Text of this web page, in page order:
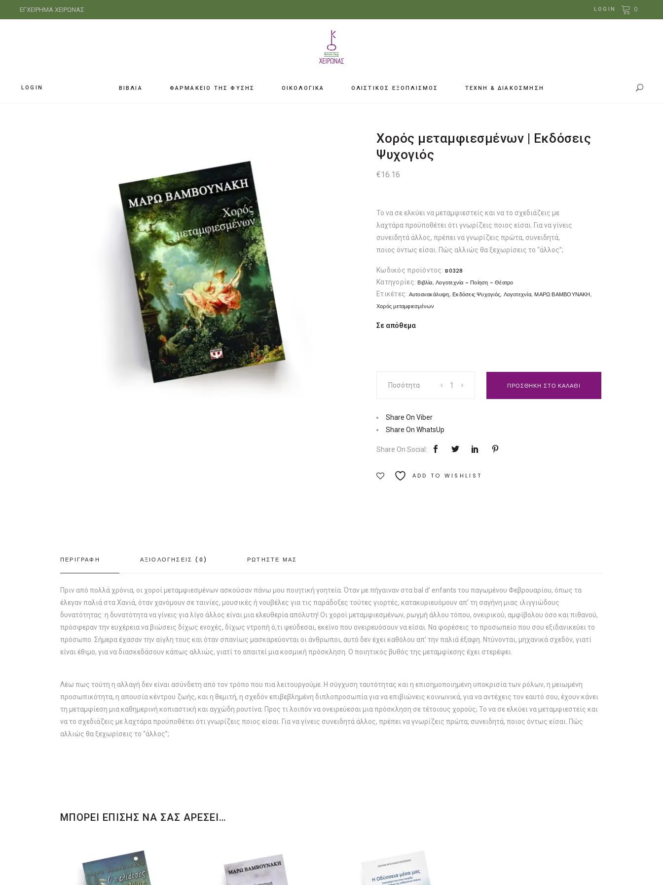
ΕΓΧΕΙΡΗΜΑ ΧΕΙΡΩΝΑΣ LOGIN 0
LOGIN ΒΙΒΛΙΑ ΦΑΡΜΑΚΕΙΟ ΤΗΣ ΦΥΣΗΣ ΟΙΚΟΛΟΓΙΚΑ ΟΛΙΣΤΙΚΟΣ ΕΞΟΠΛΙΣΜΟΣ ΤΕΧΝΗ & ΔΙΑΚΟΣΜΗΣΗ
Χορός μεταμφιεσμένων | Εκδόσεις
Ψυχογιός
€16.16
Το να σε ελκύει να μεταμφιεστείς και να το σχεδιάζεις με
λαχτάρα προϋποθέτει ότι γνωρίζεις ποιος είσαι. Για να γίνεις
συνειδητά άλλος, πρέπει να γνωρίζεις πρώτα, συνειδητά,
ποιος όντως είσαι. Πώς αλλιώς θα ξεχωρίσεις το “άλλος”;
Κωδικός προϊόντος:B0328
Κατηγορίες: Βιβλία,Λογοτεχνία - Ποίηση - Θέατρο
Ετικέτες: Αυτοανακάλυψη, Εκδόσεις Ψυχογιός, Λογοτεχνία, ΜΑΡΩ ΒΑΜΒΟΥΝΑΚΗ,
Χορός μεταμφιεσμένων
Σε απόθεμα
μεταμφιεσμένων
Εκδόσεις
Ψυχογιός
Ποσότητα ΠΡΟΣΘΗΚΗ ΣΤΟ ΚΑΛΑΘΙ
Share On Viber
Share On WhatsUp
Share On Social:
ADD TO WISHLIST
ΠΕΡΙΓΡΑΦΗ ΑΞΙΟΛΟΓΗΣΕΙΣ (0) ΡΩΤΗΣΤΕ ΜΑΣ
Πριν από πολλά χρόνια, οι χοροί μεταμφιεσμένων ασκούσαν πάνω μου ποιητική γοητεία. Όταν με πήγαιναν στα bal d’ enfants του παγωμένου Φεβρουαρίου, όπως τα
έλεγαν παλιά στα Χανιά, όταν χανόμουν σε ταινίες, μουσικές ή νουβέλες για τις παράδοξες τούτες γιορτές, κατακυριευόμουν απ’ τη σαγήνη μιας ιλιγγιώδους
δυνατότητας: η δυνατότητα να γίνεις για λίγο άλλος είναι μια ελευθερία απόλυτη! Οι χοροί μεταμφιεσμένων, ρωγμή άλλου τόπου, ονειρικού, αμφίβολου όσο και πιθανού,
πρόσφεραν την ευχέρεια να βιώσεις δίχως ενοχές, δίχως ντροπή ό,τι ψεύδεσαι, εκείνο που ονειρευόσουν να είσαι. Να φορέσεις το προσωπείο που σου εξιδανικεύει το
πρόσωπο. Σήμερα έχασαν την αίγλη τους και όταν σπανίως μασκαρεύονται οι άνθρωποι, αυτό δεν έχει καθόλου απ’ την παλιά έξαψη. Ντύνονται, μηχανικά σχεδόν, γιατί
είναι έθιμο, για να διασκεδάσουν κάπως αλλιώς, γιατί το απαιτεί μια κοσμική πρόσκληση. Ο ποιητικός βυθός της μεταμφίεσης έχει στερέψει.
Λέω πως τούτη η αλλαγή δεν είναι ασύνδετη από τον τρόπο που πια λειτουργούμε. Η σύγχυση ταυτότητας και η επισημοποιημένη υποκρισία των ρόλων, η μειωμένη
προσωπικότητα, η απουσία κέντρου ζωής, και η θεμιτή, η σχεδόν επιβεβλημένη διπλοπροσωπία για να επιβιώνεις κοινωνικά, για να αντέχεις τον εαυτό σου, έχουν κάνει
τη μεταμφίεση μια καθημερινή κοπιαστική και αγχώδη ρουτίνα. Προς τι λοιπόν να ονειρεύεσαι μια πρόσκληση σε τέτοιους χορούς; Το να σε ελκύει να μεταμφιεστείς και
να το σχεδιάζεις με λαχτάρα προϋποθέτει ότι γνωρίζεις ποιος είσαι. Για να γίνεις συνειδητά άλλος, πρέπει να γνωρίζεις πρώτα, συνειδητά, ποιος όντως είσαι. Πώς
αλλιώς θα ξεχωρίσεις το “άλλος”;
ΜΠΟΡΕΙ ΕΠΙΣΗΣ ΝΑ ΣΑΣ ΑΡΕΣΕΙ…